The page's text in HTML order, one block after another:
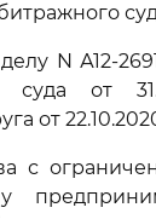
N А12-
суда от
от
с